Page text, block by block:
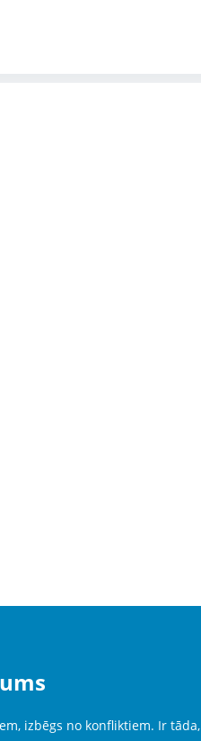
izbēgs no konfliktiem. Ir tāda,